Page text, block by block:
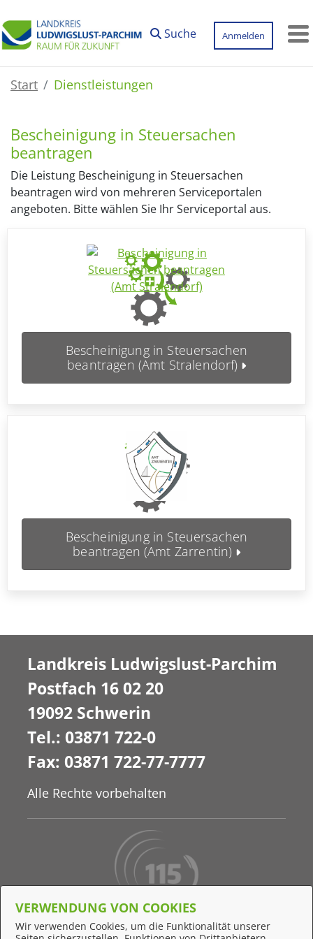
Suche
Anmelden
Start Dienstleistungen
Bescheinigung in Steuersachen
beantragen
Die Leistung Bescheinigung in Steuersachen
beantragen wird von mehreren Serviceportalen
angeboten. Bitte wählen Sie Ihr Serviceportal aus.
Bescheinigung in Steuersachen
beantragen (Amt Stralendorf)
Bescheinigung in Steuersachen
beantragen (Amt Zarrentin)
Behördennummer 115
Landkreis Ludwigslust-Parchim
Postfach 16 02 20
19092 Schwerin
Tel.: 03871 722-0
Fax: 03871 722-77-7777
Alle Rechte vorbehalten
VERWENDUNG VON COOKIES
Wir verwenden Cookies, um die Funktionalität unserer